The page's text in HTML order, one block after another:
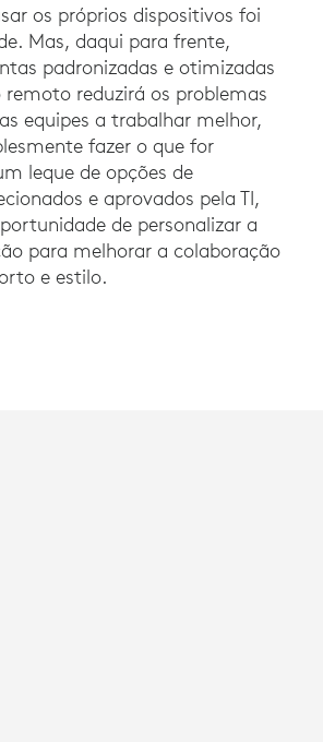
os próprios dispositivos foi
Mas, daqui para frente,
padronizadas e otimizadas
reduzirá os problemas
equipes a trabalhar melhor,
fazer o que for
leque de opções de
e aprovados pela TI,
de personalizar a
para melhorar a colaboração
e estilo.